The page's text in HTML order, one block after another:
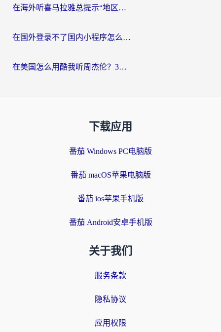
在海外听喜马拉雅总提示“地区限制”？3步轻松解除+听国内音乐全攻略
在国外登录不了国内小程序怎么办？选对回国加速器，轻松解锁国内资源
在美国怎么用酷我听周杰伦？3步搞定海外听歌难题
下载应用
番茄 Windows PC电脑版
番茄 macOS苹果电脑版
番茄 ios苹果手机版
番茄 Android安卓手机版
关于我们
服务条款
隐私协议
应用权限